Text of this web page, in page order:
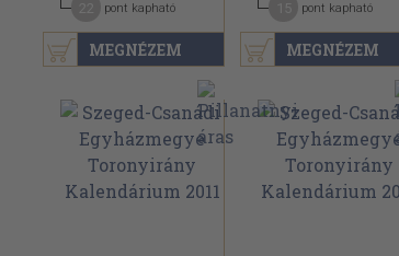
MEGNÉZEM
pont kapható
MEGNÉZEM
pont kapható